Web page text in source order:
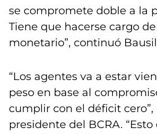
se compromete doble a la
Tiene que hacerse cargo
monetario”, continuó
“Los agentes va a estar
peso en base al
cumplir con el déficit cero”,
presidente del BCRA.